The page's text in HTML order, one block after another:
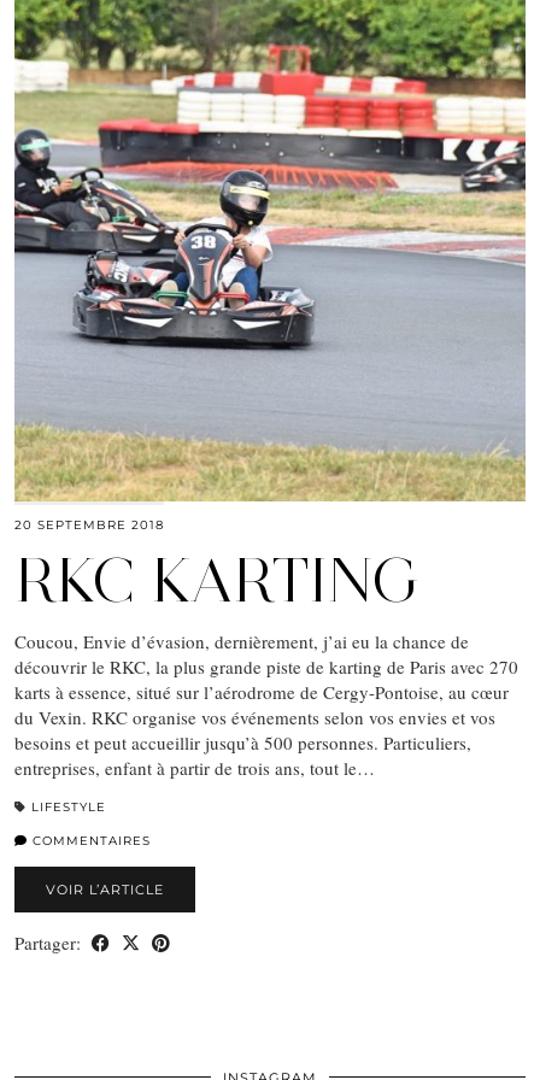
20 SEPTEMBRE 2018
RKC KARTING
Coucou, Envie d’évasion, dernièrement, j’ai eu la chance de
découvrir le RKC, la plus grande piste de karting de Paris avec 270
karts à essence, situé sur l’aérodrome de Cergy-Pontoise, au cœur
du Vexin. RKC organise vos événements selon vos envies et vos
besoins et peut accueillir jusqu’à 500 personnes. Particuliers,
entreprises, enfant à partir de trois ans, tout le…
LIFESTYLE
COMMENTAIRES
VOIR L’ARTICLE
Partager: